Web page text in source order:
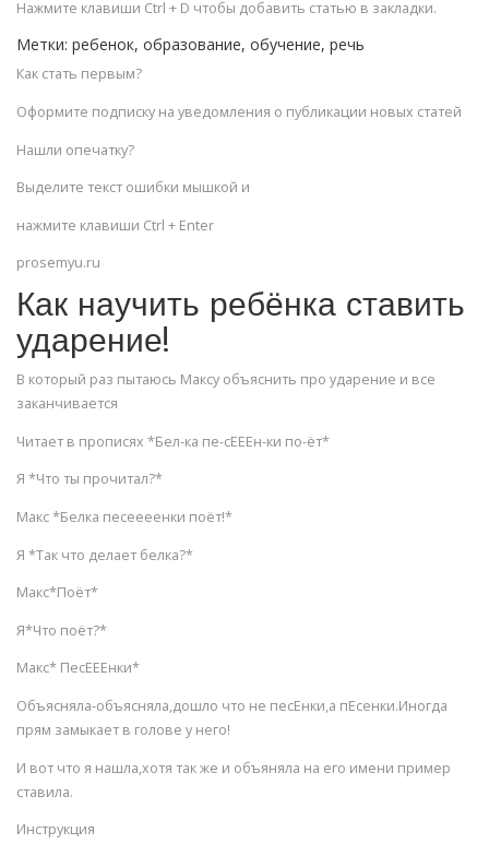
Нажмите клавиши Ctrl + D чтобы добавить статью в закладки.
Метки: ребенок, образование, обучение, речь
Как стать первым?
Оформите подписку на уведомления о публикации новых статей
Нашли опечатку?
Выделите текст ошибки мышкой и
нажмите клавиши Ctrl + Enter
prosemyu.ru
Как научить ребёнка ставить
ударение!
В который раз пытаюсь Максу объяснить про ударение и все
заканчивается
Читает в прописях *Бел-ка пе-сЕЕЕн-ки по-ёт*
Я *Что ты прочитал?*
Макс *Белка песеееенки поёт!*
Я *Так что делает белка?*
Макс*Поёт*
Я*Что поёт?*
Макс* ПесЕЕЕнки*
Объясняла-объясняла,дошло что не песЕнки,а пЕсенки.Иногда
прям замыкает в голове у него!
И вот что я нашла,хотя так же и объяняла на его имени пример
ставила.
Инструкция